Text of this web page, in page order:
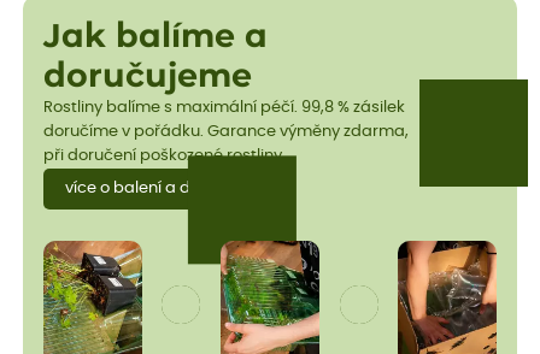
Jak balíme a
doručujeme
Rostliny balíme s maximální péčí. 99,8 % zásilek
doručíme v pořádku. Garance výměny zdarma,
při doručení poškozené rostliny.
více o balení a dopravě